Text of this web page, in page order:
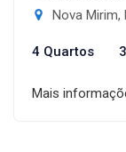
Nova Mirim,
4 Quartos
Mais